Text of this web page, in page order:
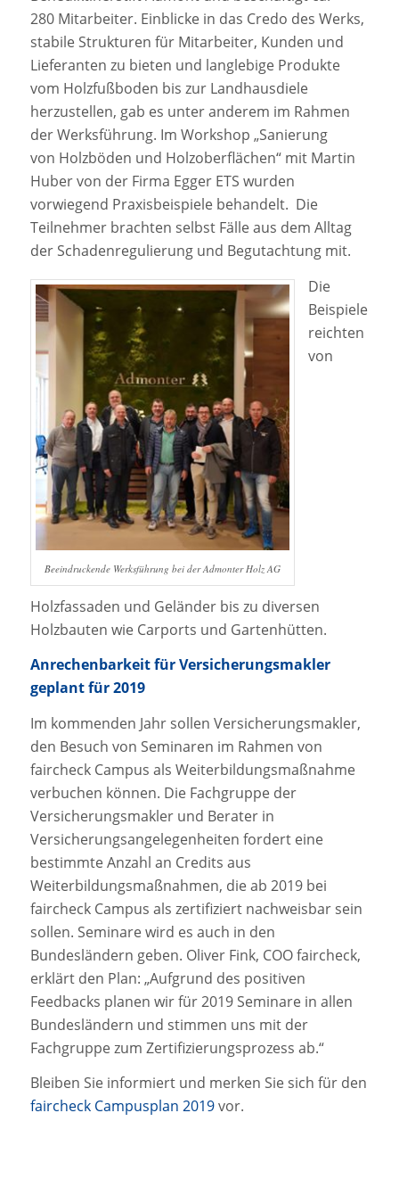
280 Mitarbeiter. Einblicke in das Credo des Werks,
stabile Strukturen für Mitarbeiter, Kunden und
Lieferanten zu bieten und langlebige Produkte
vom Holzfußboden bis zur Landhausdiele
herzustellen, gab es unter anderem im Rahmen
der Werksführung. Im Workshop „Sanierung
von Holzböden und Holzoberflächen“ mit Martin
Huber von der Firma Egger ETS wurden
vorwiegend Praxisbeispiele behandelt. Die
Teilnehmer brachten selbst Fälle aus dem Alltag
der Schadenregulierung und Begutachtung mit.
Beeindruckende Werksführung bei der Admonter Holz AG
Die
Beispiele
reichten
von
Holzfassaden und Geländer bis zu diversen
Holzbauten wie Carports und Gartenhütten.
Anrechenbarkeit für Versicherungsmakler
geplant für 2019
Im kommenden Jahr sollen Versicherungsmakler,
den Besuch von Seminaren im Rahmen von
faircheck Campus als Weiterbildungsmaßnahme
verbuchen können. Die Fachgruppe der
Versicherungsmakler und Berater in
Versicherungsangelegenheiten fordert eine
bestimmte Anzahl an Credits aus
Weiterbildungsmaßnahmen, die ab 2019 bei
faircheck Campus als zertifiziert nachweisbar sein
sollen. Seminare wird es auch in den
Bundesländern geben. Oliver Fink, COO faircheck,
erklärt den Plan: „Aufgrund des positiven
Feedbacks planen wir für 2019 Seminare in allen
Bundesländern und stimmen uns mit der
Fachgruppe zum Zertifizierungsprozess ab.“
Bleiben Sie informiert und merken Sie sich für den
faircheck Campusplan 2019vor.